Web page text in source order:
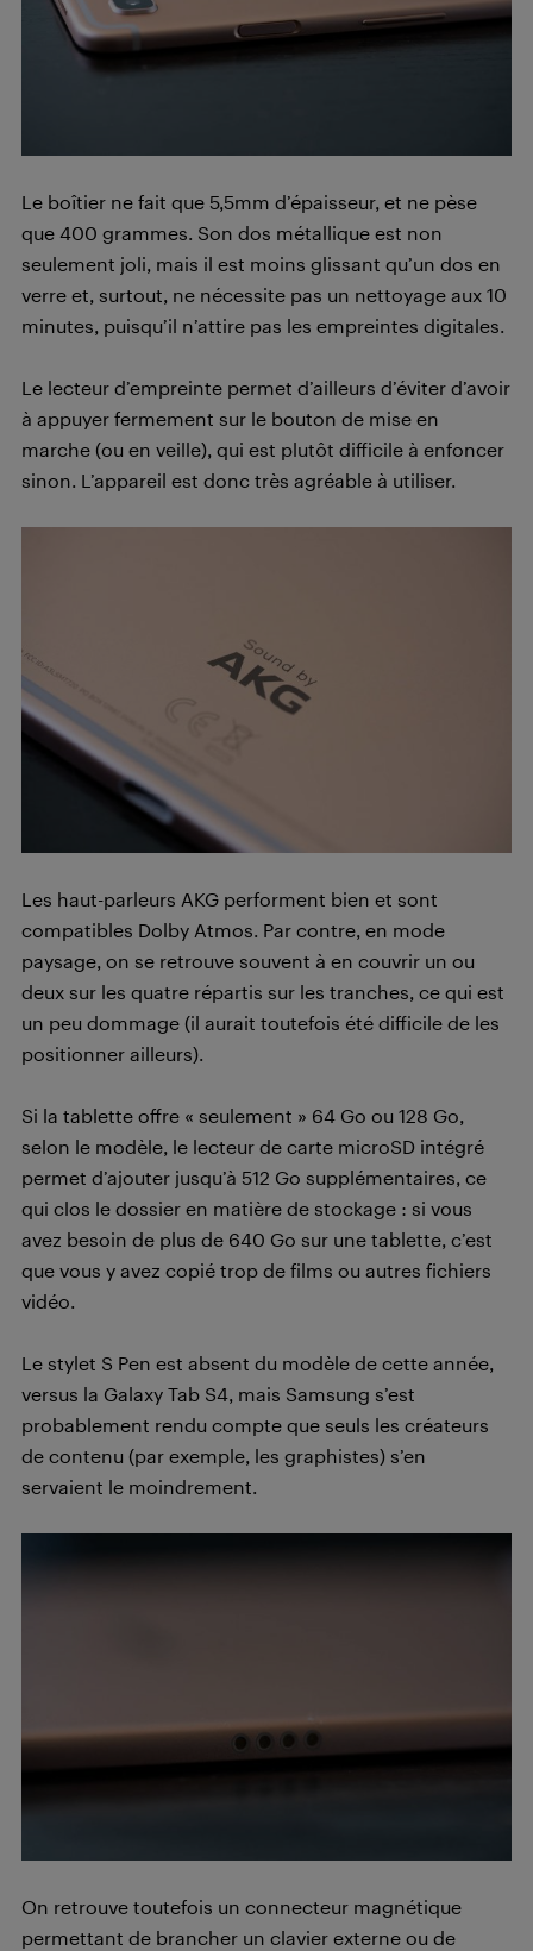
Le boîtier ne fait que 5,5mm d’épaisseur, et ne pèse
que 400 grammes. Son dos métallique est non
seulement joli, mais il est moins glissant qu’un dos en
verre et, surtout, ne nécessite pas un nettoyage aux 10
minutes, puisqu’il n’attire pas les empreintes digitales.
Le lecteur d’empreinte permet d’ailleurs d’éviter d’avoir
à appuyer fermement sur le bouton de mise en
marche (ou en veille), qui est plutôt difficile à enfoncer
sinon. L’appareil est donc très agréable à utiliser.
Les haut-parleurs AKG performent bien et sont
compatibles Dolby Atmos. Par contre, en mode
paysage, on se retrouve souvent à en couvrir un ou
deux sur les quatre répartis sur les tranches, ce qui est
un peu dommage (il aurait toutefois été difficile de les
positionner ailleurs).
Si la tablette offre « seulement » 64 Go ou 128 Go,
selon le modèle, le lecteur de carte microSD intégré
permet d’ajouter jusqu’à 512 Go supplémentaires, ce
qui clos le dossier en matière de stockage : si vous
avez besoin de plus de 640 Go sur une tablette, c’est
que vous y avez copié trop de films ou autres fichiers
vidéo.
Le stylet S Pen est absent du modèle de cette année,
versus la Galaxy Tab S4, mais Samsung s’est
probablement rendu compte que seuls les créateurs
de contenu (par exemple, les graphistes) s’en
servaient le moindrement.
On retrouve toutefois un connecteur magnétique
permettant de brancher un clavier externe ou de